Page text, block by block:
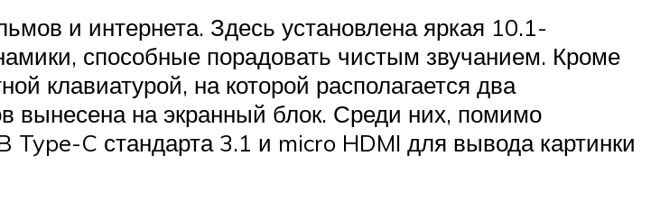
и интернета. Здесь установлена яркая 10.1-
способные порадовать чистым звучанием. Кроме
клавиатурой, на которой располагается два
вынесена на экранный блок. Среди них, помимо
Type-C стандарта 3.1 и micro HDMI для вывода картинки